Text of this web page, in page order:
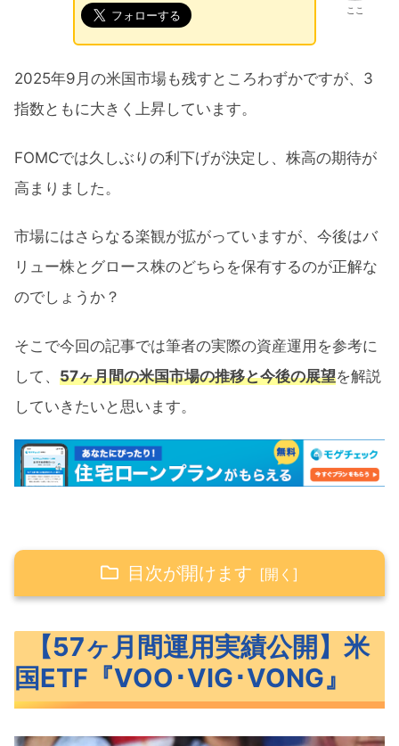
ここ
2025年9月の米国市場も残すところわずかですが、3
指数ともに大きく上昇しています。
FOMCでは久しぶりの利下げが決定し、株高の期待が
高まりました。
市場にはさらなる楽観が拡がっていますが、今後はバ
リュー株とグロース株のどちらを保有するのが正解な
のでしょうか？
そこで今回の記事では筆者の実際の資産運用を参考に
して、 57ヶ月間の米国市場の推移と今後の展望を解説
していきたいと思います。
目次が開けます
VIG･VONG』
米国ETF『VOO･VIG･VONG』の概要
【57ヶ月間運用実績公開】米
国ETF『VOO･VIG･VONG』